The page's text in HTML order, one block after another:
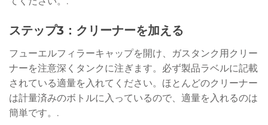
ステップ3：クリーナーを加える
フューエルフィラーキャップを開け、ガスタンク用クリー
ナーを注意深くタンクに注ぎます。必ず製品ラベルに記載
されている適量を入れてください。ほとんどのクリーナー
は計量済みのボトルに入っているので、適量を入れるのは
簡単です。.